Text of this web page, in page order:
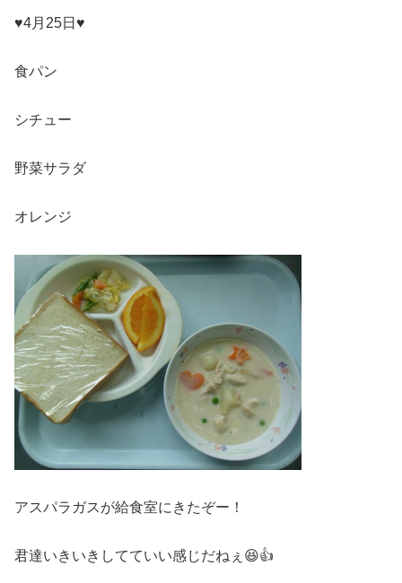
♥4月25日♥
食パン
シチュー
野菜サラダ
オレンジ
アスパラガスが給食室にきたぞー！
君達いきいきしてていい感じだねぇ😆👍